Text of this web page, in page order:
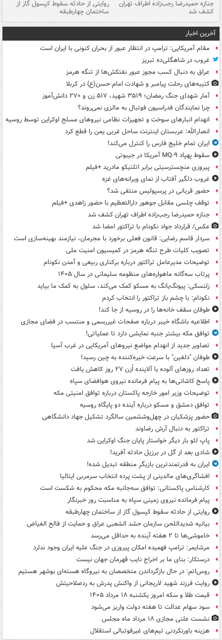
جنازه حمیدرضا رجب‌زاده اطراف تهران
کشف شد
روایتی از حادثه سقوط کپسول گاز از
ساختمان چهارطبقه
آخرین اخبار
مقام آمریکایی: ترامپ در انتظار عبور از بحران کنونی با ایران است
غروب در شاهگلی‌ده تبریز
عراق به دنبال کسب مجوز عبور نفتکش‌ها از تنگه هرمز
کتیبه‌های رحلت پیامبر و شهادت امام حسن(ع) در کربلا
آمار شهدای جنگ رمضان؛ ۳۵۱۹ شهید، ۵۱۷ زن و ۲۷۰ دانش‌آموز
چرا نمایندگان فدراسیون فوتبال به مالزی نمی‌روند؟
انهدام انبارهای سوخت و تجهیزات نظامی نیروهای مسلح اوکراین توسط روسیه
انصارالله: عربستان اینترنت ساحل غربی یمن را قطع کرد
ایران تمام خلیج فارس را کنترل می‌کند!
سقوط پهپاد MQ-۹ آمریکا در جیبوتی
پیروزی منچسترسیتی برابر اتلتیکو مادرید +فیلم
غروب دلگیر آفتاب از نمای ویرانه‌های غزه
حضور قربانی در پرسپولیس منتفی شد؟
توقف چلسی مقابل جوهور دارالتعظیم با حضور زاهدی +فیلم
جنازه حمیدرضا رجب‌زاده اطراف تهران کشف شد
عکس/ قرارداد جواد نکونام با تراکتور امضا شد
سردار قاسم رضایی: قانون فعلی برخورد با مجرمان، نیازمند بهینه‌سازی است
تصویب کلیات طرح تنگه هرمز در کمیسیون امنیت ملی
توضیحات مدیرعامل تراکتور درباره برکناری ربیعی و آمدن نکونام
پرتاب سه‌گانه ماهواره‌های منظومه سلیمانی در سال ۱۴۰۵
زلنسکی: پیونگ‌یانگ به مسکو کمک می‌کند، سئول به کمک ما بیاید
نکونام: با چشم باز تراکتور را انتخاب کردم
طوفان سقف خانه‌ها را در روسیه از جا ‌کند!
اطلاعیه باشگاه خیبر درباره صفحات غیررسمی و منتسب در فضای مجازی
توافق مکه بیشتر جنبه نمایشی دارد تا عملیاتی!
تصاویر جدید از انهدام مواضع نیروهای آمریکایی در غرب آسیا
طوفان "دلفین" با سرعت خیره‌کننده به چین رسید!
تعداد روزهای آلوده با آلاینده اُزن ۲۷ روز کاهش یافت
پاسخ کاشانی‌ها به پیام فرمانده نیروی هوافضای سپاه
توضیحات وزیر امور خارجه پاکستان درباره توافق امنیتی مکه
توافق دمشق و مسکو درباره آینده دو پایگاه روسیه
حضور پزشکیان در چهل‌وششمین سالگرد تشکیل جهاد دانشگاهی
تراکتور به دنبال آرش رضاوند
پاپ لئو بار دیگر خواستار پایان جنگ اوکراین شد
شادی بعد از گل در برزیل حادثه آفرید!
ایران به قدرتمندترین بازیگرِ منطقه تبدیل شده!
افشاگری‌های مالدینی از پشت پرده انتخاب سرمربی ایتالیا
کارشناس پاکستانی: توافق سه‌جانبه مکه محکوم به شکست است
پیام فرمانده نیروی زمینی سپاه به مناسبت روز خبرنگار
روایتی از حادثه سقوط کپسول گاز از ساختمان چهارطبقه
بیانیه شدیداللحن سازمان حشد الشعبی عراق و حمایت از فالح الفیاض
خاموشی‌ها تا ۲ هفته آینده به حداقل می‌رسد
مرشایمر: ترامپ فهمیده امکان پیروزی در جنگ علیه ایران وجود ندارد
درستکار: بنای ما بر اخراج نایب قهرمان جهان نیست
روس‌اتم: در حال بازگرداندن متخصصان به نیروگاه هسته‌ای بوشهر هستیم
روایت فرزند شهید لاریجانی از واکنش پدرش به ردصلاحیتش
قیمت طلا و سکه امروز یکشنبه ۱۸ مرداد ۱۴۰۵
سود سهام عدالت تا هفته دولت واریز می‌شود
نشست علنی مجازی ۱۸ مرداد ماه مجلس
هزینه باورنکردنی تیم‌های غیرفوتبالی استقلال